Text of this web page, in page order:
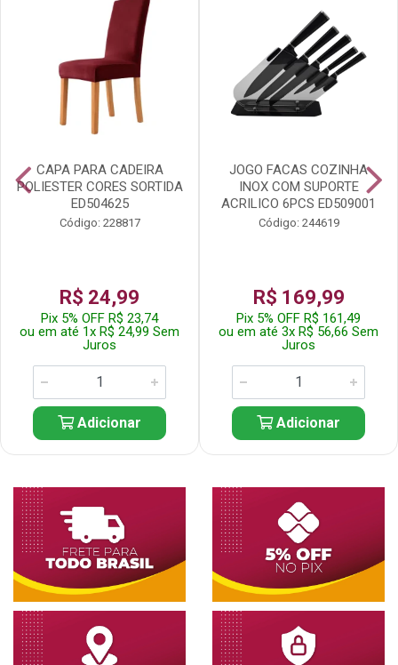
CAPA PARA CADEIRA
POLIESTER CORES SORTIDA
ED504625
Código: 228817
R$ 24,99
Pix 5% OFF R$ 23,74
ou em até 1x R$ 24,99 Sem
Juros
Adicionar
JOGO FACAS COZINHA
INOX COM SUPORTE
ACRILICO 6PCS ED509001
Código: 244619
R$ 169,99
Pix 5% OFF R$ 161,49
ou em até 3x R$ 56,66 Sem
Juros
Adicionar